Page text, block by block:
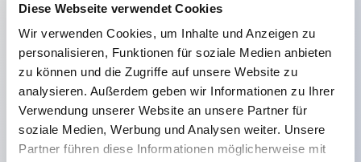
Diese Webseite verwendet Cookies
Wir verwenden Cookies, um Inhalte und Anzeigen zu
personalisieren, Funktionen für soziale Medien anbieten
zu können und die Zugriffe auf unsere Website zu
analysieren. Außerdem geben wir Informationen zu Ihrer
Verwendung unserer Website an unsere Partner für
soziale Medien, Werbung und Analysen weiter. Unsere
Partner führen diese Informationen möglicherweise mit
Kombinieren Sie mehrere Kontrollleuchten und
Drucktaster in einem einzigen Schalttafelausschnitt
LED- oder Glühlampenbeleuchtung
6 V
12 V
oder 24 V AC/DC 120 V oder 240 V AC